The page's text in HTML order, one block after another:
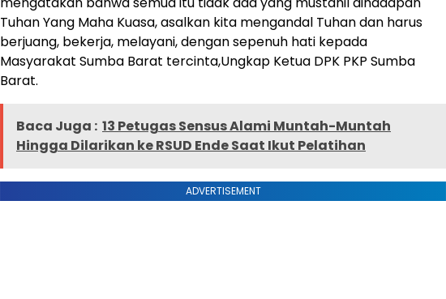
Tuhan Yang Maha Kuasa, asalkan kita mengandal Tuhan dan harus
berjuang, bekerja, melayani, dengan sepenuh hati kepada
Masyarakat Sumba Barat tercinta,Ungkap Ketua DPK PKP Sumba
Barat.
Baca Juga : 13 Petugas Sensus Alami Muntah-Muntah
Hingga Dilarikan ke RSUD Ende Saat Ikut Pelatihan
ADVERTISEMENT